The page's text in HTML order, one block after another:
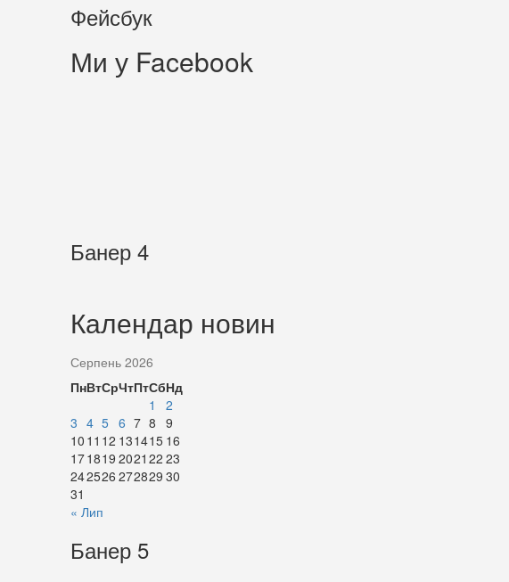
Фейсбук
Ми у Facebook
Банер 4
Календар новин
Серпень 2026
ПнВтСрЧтПтСбНд
1
2
3 4 5 6 7 8 9
10 11 12 131415 16
171819 2021 22 23
242526 272829 30
31
« Лип
Банер 5